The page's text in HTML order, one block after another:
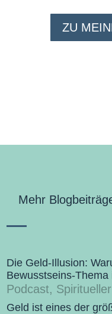
ZU
Mehr
Die Geld-Illusion:
Bewusstseins-Thema
Podcast,
Geld ist eines der